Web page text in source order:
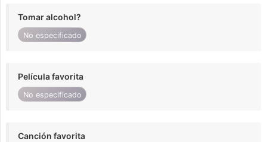
Tomar alcohol?
No especificado
Película favorita
No especificado
Canción favorita